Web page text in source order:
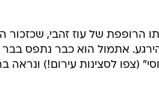
הרופפת של עוז זהבי, שכזכור
אתמול הוא כבר נתפס בבר
(צפו לסצינות עירום!) ונראה